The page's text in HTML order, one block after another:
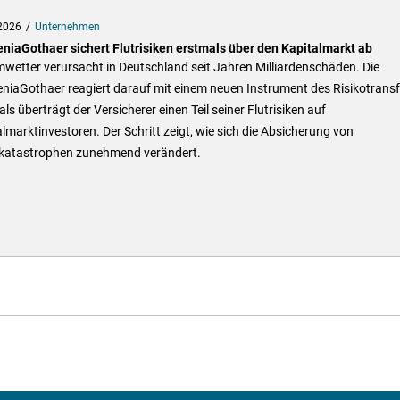
Unternehmen
sichert Flutrisiken erstmals über den Kapitalmarkt ab
verursacht in Deutschland seit Jahren Milliardenschäden. Die
reagiert darauf mit einem neuen Instrument des
überträgt der Versicherer einen Teil seiner Flutrisiken auf
Der Schritt zeigt, wie sich die Absicherung von
zunehmend verändert.